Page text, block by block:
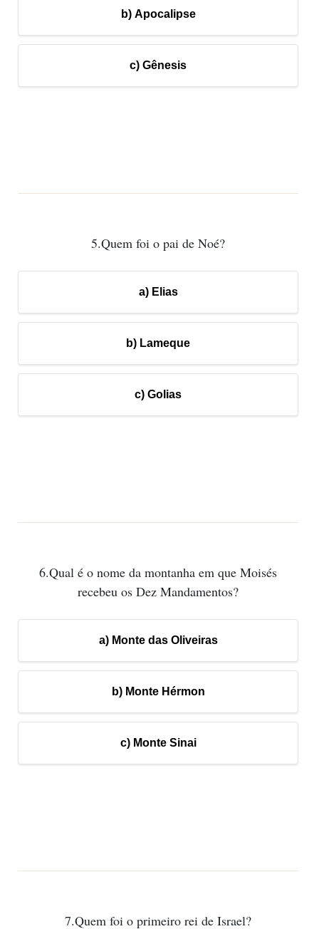
b) Apocalipse
c) Gênesis
5.Quem foi o pai de Noé?
a) Elias
b) Lameque
c) Golias
6.Qual é o nome da montanha em que Moisés
recebeu os Dez Mandamentos?
a) Monte das Oliveiras
b) Monte Hérmon
c) Monte Sinai
7.Quem foi o primeiro rei de Israel?